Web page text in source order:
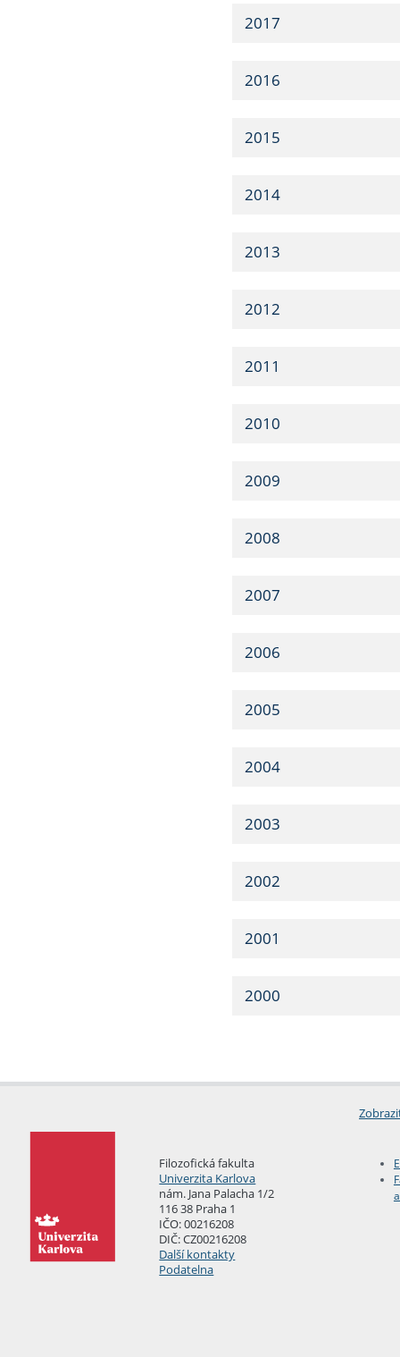
2017
2016
2015
2014
2013
2012
2011
2010
2009
2008
2007
2006
2005
2004
2003
2002
2001
2000
Filozofická fakulta
Univerzita Karlova
nám. Jana Palacha 1/2
116 38 Praha 1
IČO: 00216208
DIČ: CZ00216208
Další kontakty
Podatelna